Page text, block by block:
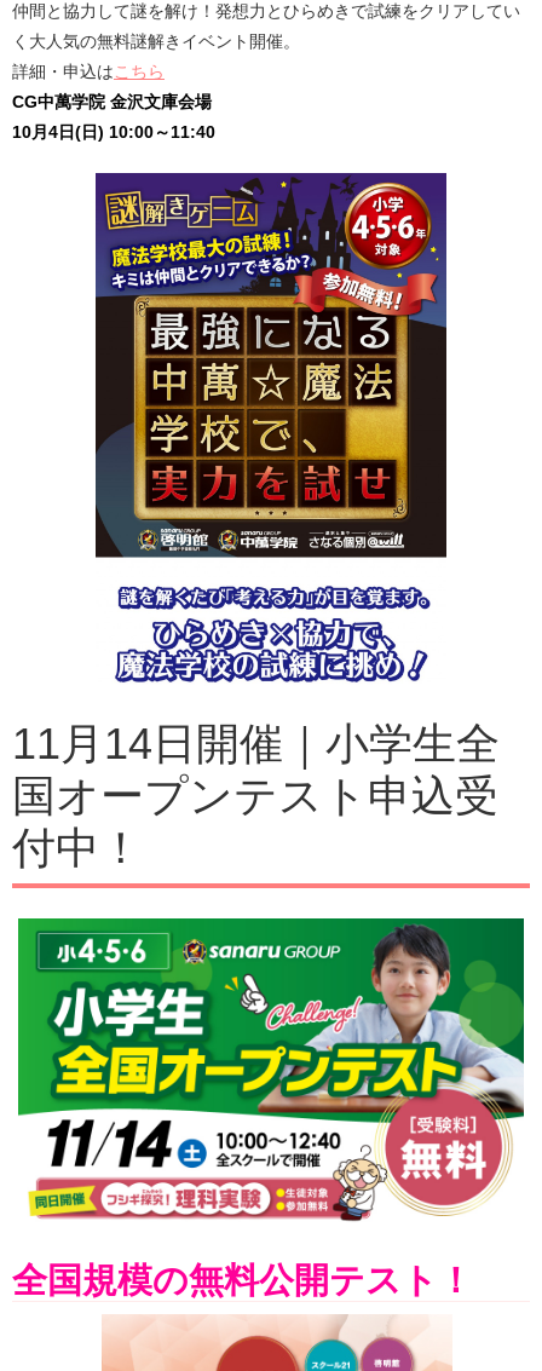
仲間と協力して謎を解け！発想力とひらめきで試練をクリアしてい
く大人気の無料謎解きイベント開催。
詳細・申込はこちら
CG中萬学院 金沢文庫会場
10月4日(日) 10:00～11:40
11月14日開催｜小学生全
国オープンテスト申込受
付中！
全国規模の無料公開テスト！